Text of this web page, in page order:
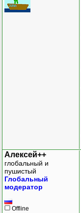
Алексей++
глобальный и
пушистый
Глобальный
модератор
Offline